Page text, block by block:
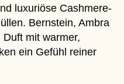
luxuriöse Cashmere-
Bernstein, Ambra
mit warmer,
ein Gefühl reiner